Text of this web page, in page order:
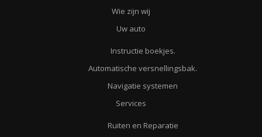
Wie zijn wij
Uw auto
Instructie boekjes.
Automatische versnellingsbak.
Navigatie systemen
Services
Ruiten en Reparatie